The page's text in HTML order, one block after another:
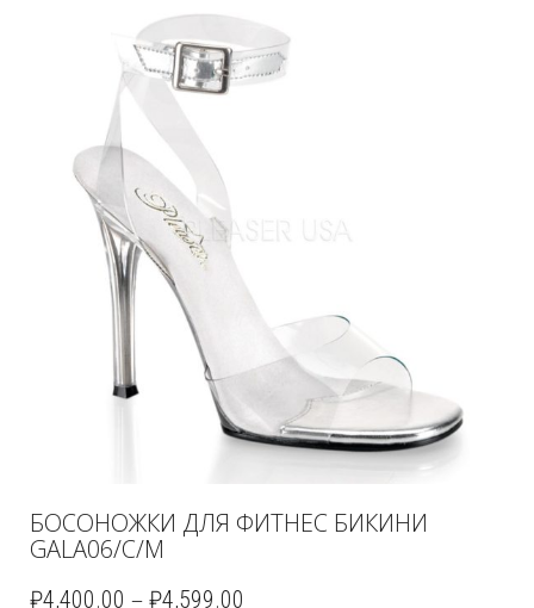
БОСОНОЖКИ ДЛЯ ФИТНЕС БИКИНИ
GALA06/C/M
₽4,400.00 – ₽4,599.00